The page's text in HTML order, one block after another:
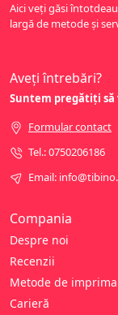
Aici veți găsi
largă de metode și
Compania
Despre noi
Recenzii
Metode de
Carieră
Aveți întrebări?
Suntem pregătiți să
Formular contact
Tel.: 0750206186
Email: